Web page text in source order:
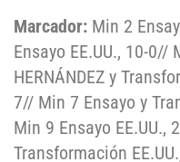
Marcador: Min 2
Ensayo EE.UU., 10-0//
HERNÁNDEZ y
7// Min 7 Ensayo y
Min 9 Ensayo EE.UU.,
Transformación